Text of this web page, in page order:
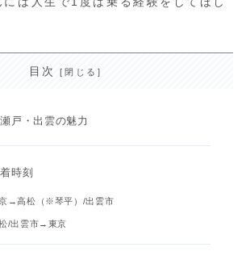
目次
戸・出雲の魅力
時刻
→高松（※琴平）/出雲市
/出雲市→東京